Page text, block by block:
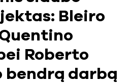
Bleiro
Roberto
bendrą darbą